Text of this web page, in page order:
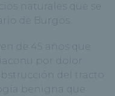
naturales que se
de Burgos.
de 45 años que
por dolor
del tracto
benigna que